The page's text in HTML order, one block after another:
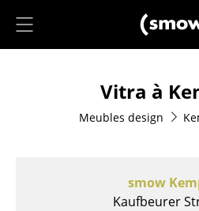
Chaises de cuisine & salle à
Vitra à
Meubles design
smow
Kaufbeurer